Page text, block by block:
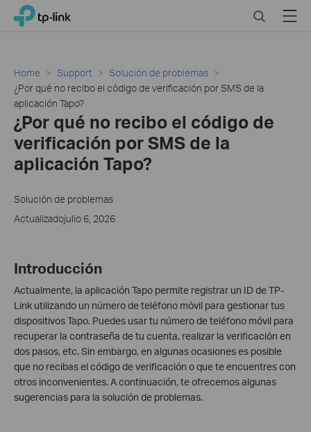
Click
navigation
TP-Link, Reliably Smart SearchMenu
Home Support
Solución de problemas
¿Por qué no recibo el código de verificación por SMS de la
aplicación Tapo?
¿Por qué no recibo el código de
verificación por SMS de la
aplicación Tapo?
Solución de problemas
Actualizadojulio 6, 2026
Introducción
Actualmente, la aplicación Tapo permite registrar un ID de TP-
Link utilizando un número de teléfono móvil para gestionar tus
dispositivos Tapo. Puedes usar tu número de teléfono móvil para
recuperar la contraseña de tu cuenta, realizar la verificación en
dos pasos, etc. Sin embargo, en algunas ocasiones es posible
que no recibas el código de verificación o que te encuentres con
otros inconvenientes. A continuación, te ofrecemos algunas
sugerencias para la solución de problemas.